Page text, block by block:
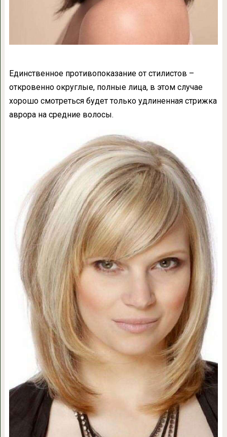
Единственное противопоказание от стилистов –
откровенно округлые, полные лица, в этом случае
хорошо смотреться будет только удлиненная стрижка
аврора на средние волосы.